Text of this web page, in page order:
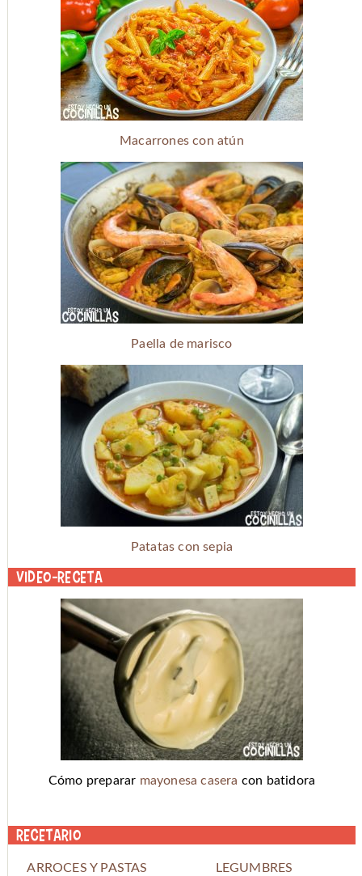
Macarrones con atún
Paella de marisco
Patatas con sepia
Video-receta
Cómo preparar mayonesa casera con batidora
Recetario
ARROCES Y PASTAS
LEGUMBRES